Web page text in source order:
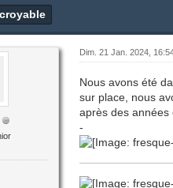
Dim. 21 Jan. 2024,
Nous avons été
sur place, nous
après des années
-